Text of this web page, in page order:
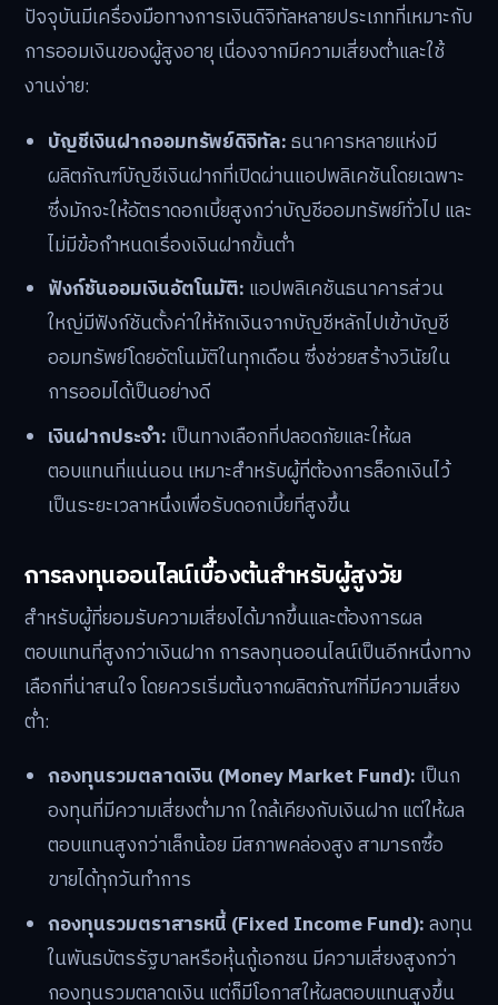
ปัจจุบันมีเครื่องมือทางการเงินดิจิทัลหลายประเภทที่เหมาะกับ
การออมเงินของผู้สูงอายุ เนื่องจากมีความเสี่ยงต่ำและใช้
งานง่าย:
บัญชีเงินฝากออมทรัพย์ดิจิทัล:ธนาคารหลายแห่งมี
ผลิตภัณฑ์บัญชีเงินฝากที่เปิดผ่านแอปพลิเคชันโดยเฉพาะ
ซึ่งมักจะให้อัตราดอกเบี้ยสูงกว่าบัญชีออมทรัพย์ทั่วไป และ
ไม่มีข้อกำหนดเรื่องเงินฝากขั้นต่ำ
ฟังก์ชันออมเงินอัตโนมัติ: แอปพลิเคชันธนาคารส่วน
ใหญ่มีฟังก์ชันตั้งค่าให้หักเงินจากบัญชีหลักไปเข้าบัญชี
ออมทรัพย์โดยอัตโนมัติในทุกเดือน ซึ่งช่วยสร้างวินัยใน
การออมได้เป็นอย่างดี
เงินฝากประจำ: เป็นทางเลือกที่ปลอดภัยและให้ผล
ตอบแทนที่แน่นอน เหมาะสำหรับผู้ที่ต้องการล็อกเงินไว้
เป็นระยะเวลาหนึ่งเพื่อรับดอกเบี้ยที่สูงขึ้น
การลงทุนออนไลน์เบื้องต้นสำหรับผู้สูงวัย
สำหรับผู้ที่ยอมรับความเสี่ยงได้มากขึ้นและต้องการผล
ตอบแทนที่สูงกว่าเงินฝาก การลงทุนออนไลน์เป็นอีกหนึ่งทาง
เลือกที่น่าสนใจ โดยควรเริ่มต้นจากผลิตภัณฑ์ที่มีความเสี่ยง
ต่ำ:
กองทุนรวมตลาดเงิน (Money Market Fund): เป็นก
องทุนที่มีความเสี่ยงต่ำมาก ใกล้เคียงกับเงินฝาก แต่ให้ผล
ตอบแทนสูงกว่าเล็กน้อย มีสภาพคล่องสูง สามารถซื้อ
ขายได้ทุกวันทำการ
กองทุนรวมตราสารหนี้ (Fixed Income Fund):ลงทุน
ในพันธบัตรรัฐบาลหรือหุ้นกู้เอกชน มีความเสี่ยงสูงกว่า
กองทุนรวมตลาดเงิน แต่ก็มีโอกาสให้ผลตอบแทนสูงขึ้น